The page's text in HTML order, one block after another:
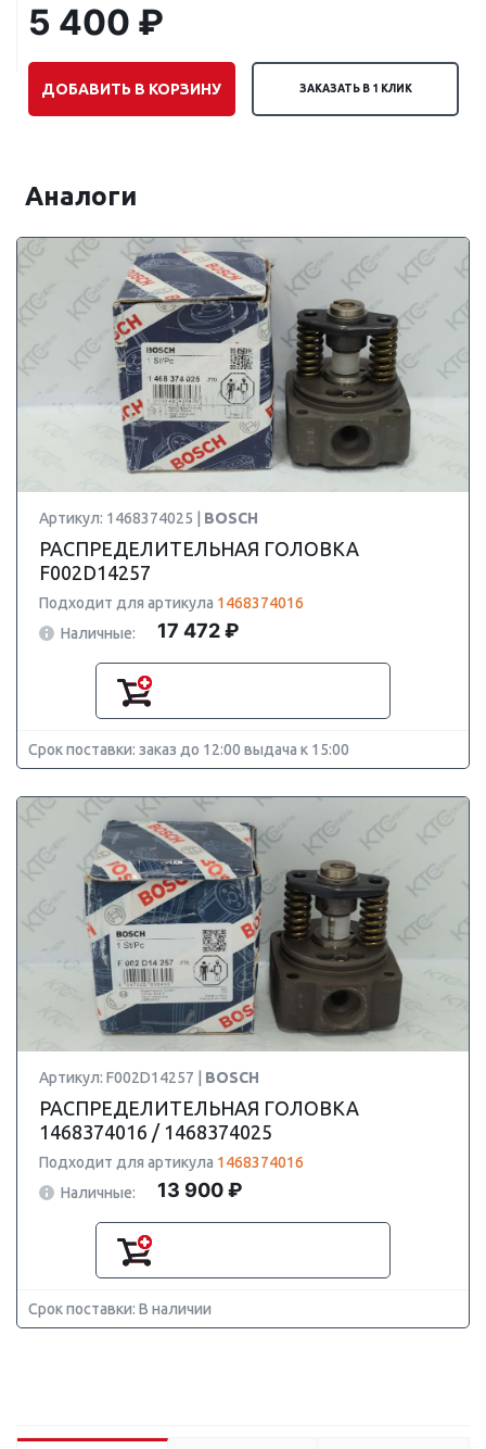
5 400 ₽
ДОБАВИТЬ В КОРЗИНУ ЗАКАЗАТЬ В 1 КЛИК
Аналоги
Артикул: 1468374025 | BOSCH
РАСПРЕДЕЛИТЕЛЬНАЯ ГОЛОВКА
F002D14257
Подходит для артикула 1468374016
Наличные:
17 472 ₽
Срок поставки: заказ до 12:00 выдача к 15:00
Артикул: F002D14257 | BOSCH
РАСПРЕДЕЛИТЕЛЬНАЯ ГОЛОВКА
1468374016 / 1468374025
Подходит для артикула 1468374016
Наличные:
13 900 ₽
Срок поставки: В наличии